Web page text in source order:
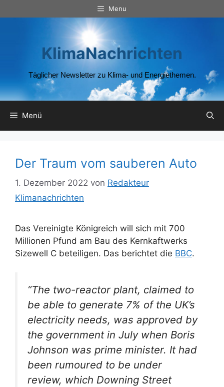
Inhalt
Menu
KlimaNachrichten
Täglicher Newsletter zu Klima- und Energiethemen.
Menü
Der Traum vom sauberen Auto
1. Dezember 2022 von Redakteur
Klimanachrichten
Das Vereinigte Königreich will sich mit 700
Millionen Pfund am Bau des Kernkaftwerks
Sizewell C beteiligen. Das berichtet die BBC.
“The two-reactor plant, claimed to
be able to generate 7% of the UK’s
electricity needs, was approved by
the government in July when Boris
Johnson was prime minister. It had
been rumoured to be under
review, which Downing Street